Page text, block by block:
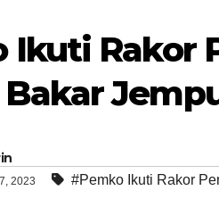
Ikuti Rakor
2023 #Pemko Ikuti Rakor